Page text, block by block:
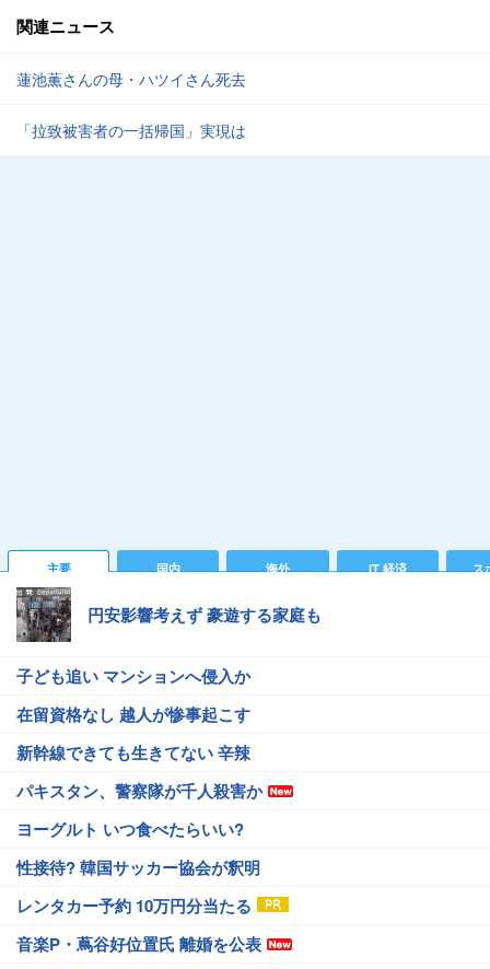
関連ニュース
蓮池薫さんの母・ハツイさん死去
「拉致被害者の一括帰国」実現は
主要 国内 海外 IT 経済 ス
円安影響考えず 豪遊する家庭も
子ども追い マンションへ侵入か
在留資格なし 越人が惨事起こす
新幹線できても生きてない 辛辣
パキスタン、警察隊が千人殺害か
ヨーグルト いつ食べたらいい?
性接待? 韓国サッカー協会が釈明
レンタカー予約 10万円分当たる
音楽P・蔦谷好位置氏 離婚を公表